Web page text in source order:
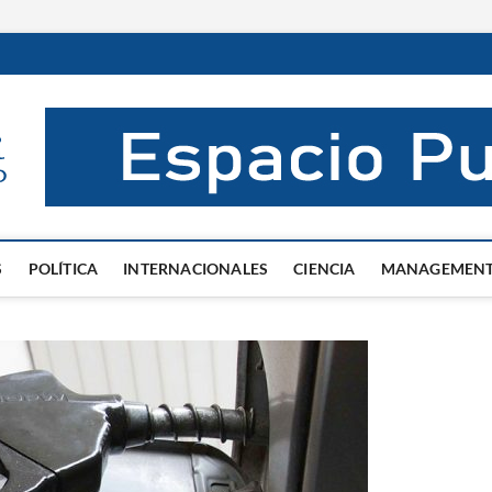
El Mentor
INFORMACIÓN DE VERDAD
POLÍTICA INTERNACIONALES CIENCIA